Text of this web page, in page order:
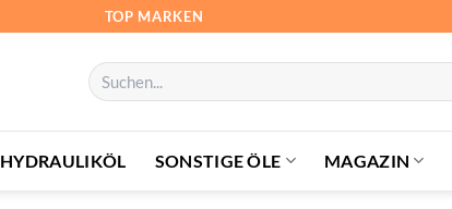
TOP MARKEN
Suchen
nach:
HYDRAULIKÖL SONSTIGE ÖLE MAGAZIN